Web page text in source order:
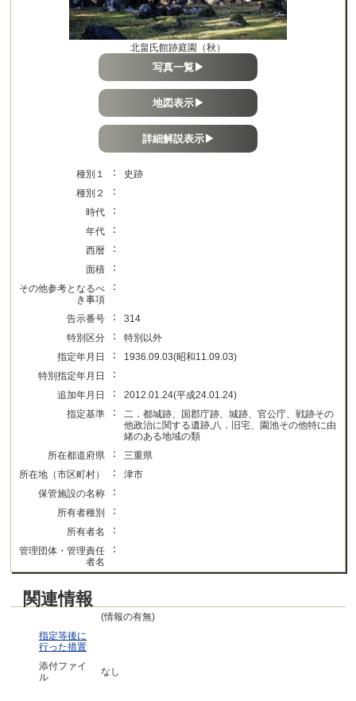
北畠氏館跡庭園（秋）
写真一覧▶
地図表示▶
詳細解説表示▶
種別１ ：
史跡
種別２
：
時代 ：
年代 ：
西暦 ：
面積 ：
その他参考となるべ
き事項
：
告示番号 ：
314
特別区分
：
特別以外
指定年月日
：
1936.09.03(昭和11.09.03)
特別指定年月日
：
追加年月日 ：
2012.01.24(平成24.01.24)
指定基準
：
二．都城跡、国郡庁跡、城跡、官公庁、戦跡その
他政治に関する遺跡,八．旧宅、園池その他特に由
緒のある地域の類
所在都道府県
：
三重県
所在地（市区町村）
：
津市
保管施設の名称
：
所有者種別 ：
所有者名 ：
管理団体・管理責任
者名
：
関連情報
(情報の有無)
指定等後に
行った措置
添付ファイ
ル
なし